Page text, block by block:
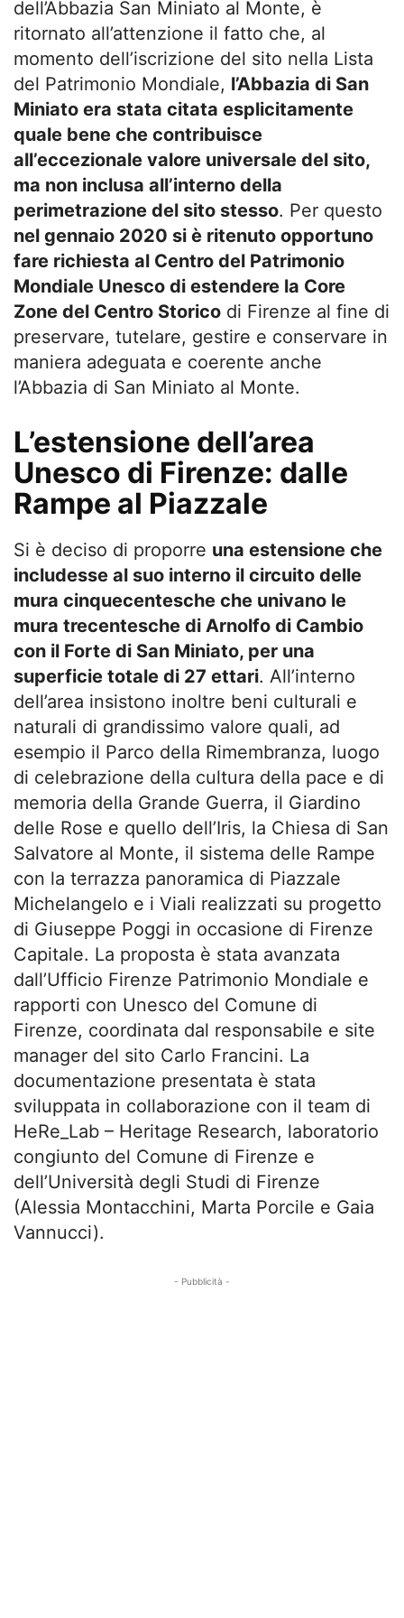
dell’Abbazia San Miniato al Monte, è
ritornato all’attenzione il fatto che, al
momento dell’iscrizione del sito nella Lista
del Patrimonio Mondiale, l’Abbazia di San
Miniato era stata citata esplicitamente
quale bene che contribuisce
all’eccezionale valore universale del sito,
ma non inclusa all’interno della
perimetrazione del sito stesso. Per questo
nel gennaio 2020 si è ritenuto opportuno
fare richiesta al Centro del Patrimonio
Mondiale Unesco di estendere la Core
Zone del Centro Storico di Firenze al fine di
preservare, tutelare, gestire e conservare in
maniera adeguata e coerente anche
l’Abbazia di San Miniato al Monte.
L’estensione dell’area
Unesco di Firenze: dalle
Rampe al Piazzale
Si è deciso di proporre una estensione che
includesse al suo interno il circuito delle
mura cinquecentesche che univano le
mura trecentesche di Arnolfo di Cambio
con il Forte di San Miniato, per una
superficie totale di 27 ettari. All’interno
dell’area insistono inoltre beni culturali e
naturali di grandissimo valore quali, ad
esempio il Parco della Rimembranza, luogo
di celebrazione della cultura della pace e di
memoria della Grande Guerra, il Giardino
delle Rose e quello dell’Iris, la Chiesa di San
Salvatore al Monte, il sistema delle Rampe
con la terrazza panoramica di Piazzale
Michelangelo e i Viali realizzati su progetto
di Giuseppe Poggi in occasione di Firenze
Capitale. La proposta è stata avanzata
dall’Ufficio Firenze Patrimonio Mondiale e
rapporti con Unesco del Comune di
Firenze, coordinata dal responsabile e site
manager del sito Carlo Francini. La
documentazione presentata è stata
sviluppata in collaborazione con il team di
HeRe_Lab – Heritage Research, laboratorio
congiunto del Comune di Firenze e
dell’Università degli Studi di Firenze
(Alessia Montacchini, Marta Porcile e Gaia
Vannucci).
- Pubblicità -